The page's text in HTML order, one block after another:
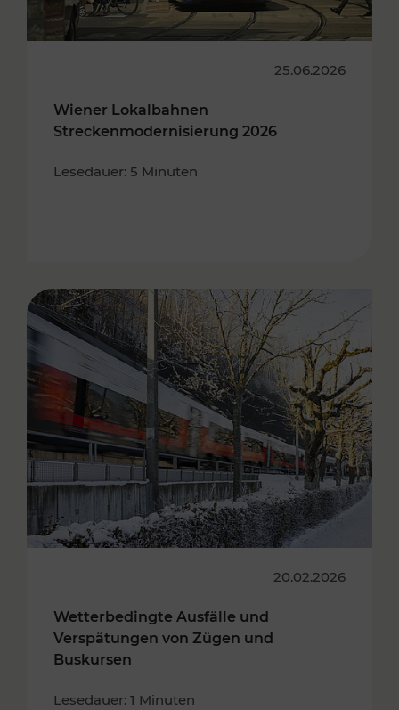
25.06.2026
Wiener Lokalbahnen
Streckenmodernisierung 2026
Lesedauer: 5 Minuten
20.02.2026
Wetterbedingte Ausfälle und
Verspätungen von Zügen und
Buskursen
Lesedauer: 1 Minuten